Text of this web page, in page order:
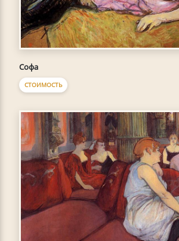
Софа
СТОИМОСТЬ